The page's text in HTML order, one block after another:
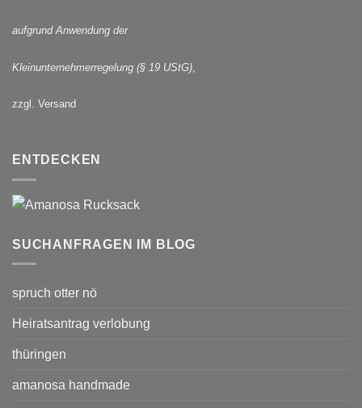
aufgrund Anwendung der
Kleinunternehmerregelung (§ 19 UStG)
zzgl. Versand
ENTDECKEN
SUCHANFRAGEN IM BLOG
spruch otter nö
Heiratsantrag verlobung
thüringen
amanosa handmade